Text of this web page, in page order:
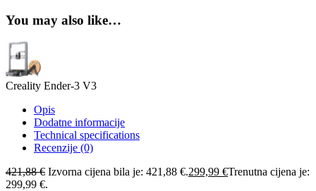
You may also like…
Creality Ender-3 V3
Opis
Dodatne informacije
Technical specifications
Recenzije (0)
421,88€ Izvorna cijena bila je: 421,88 €.299,99 €Trenutna cijena je:
299,99 €.